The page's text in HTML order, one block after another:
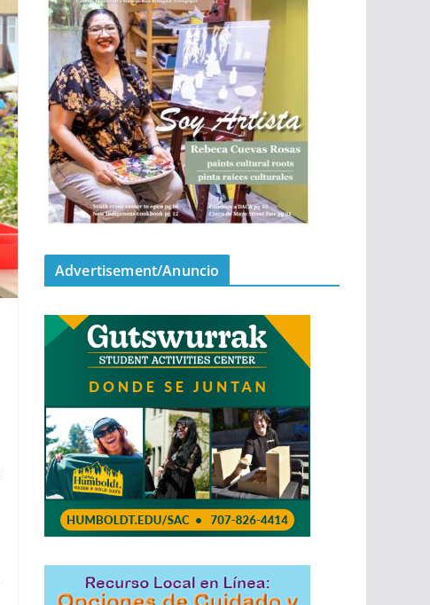
Advertisement/Anuncio